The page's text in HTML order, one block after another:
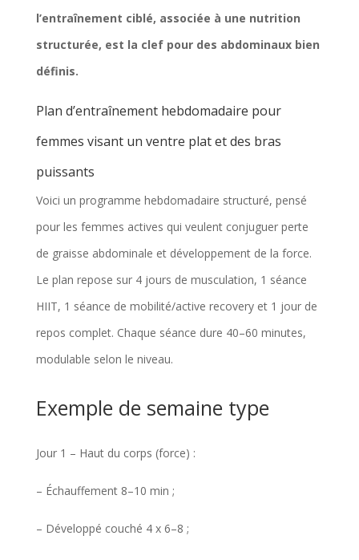
l’entraînement ciblé, associée à une nutrition
structurée, est la clef pour des abdominaux bien
définis.
Plan d’entraînement hebdomadaire pour
femmes visant un ventre plat et des bras
puissants
Voici un programme hebdomadaire structuré, pensé
pour les femmes actives qui veulent conjuguer perte
de graisse abdominale et développement de la force.
Le plan repose sur 4 jours de musculation, 1 séance
HIIT, 1 séance de mobilité/active recovery et 1 jour de
repos complet. Chaque séance dure 40–60 minutes,
modulable selon le niveau.
Exemple de semaine type
Jour 1 – Haut du corps (force) :
– Échauffement 8–10 min ;
– Développé couché 4 x 6–8 ;